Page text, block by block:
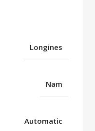
Longines
Nam
Automatic